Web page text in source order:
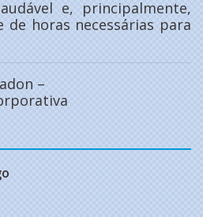
e, principalmente,
horas necessárias para
–